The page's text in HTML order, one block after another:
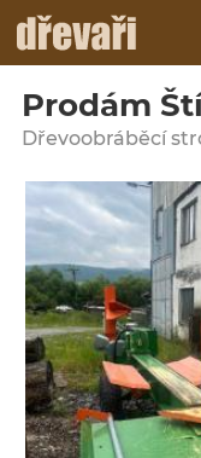
Prodám
Dřevoobráběcí